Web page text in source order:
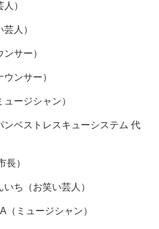
人）
芸人）
ンサー）
ウンサー）
ュージシャン）
ンベストレスキューシステム 代
長）
いち （お笑い芸人）
（ミュージシャン）